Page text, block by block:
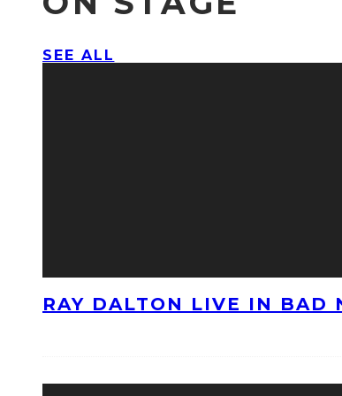
SEE ALL
RAY DALTON LIVE IN BAD